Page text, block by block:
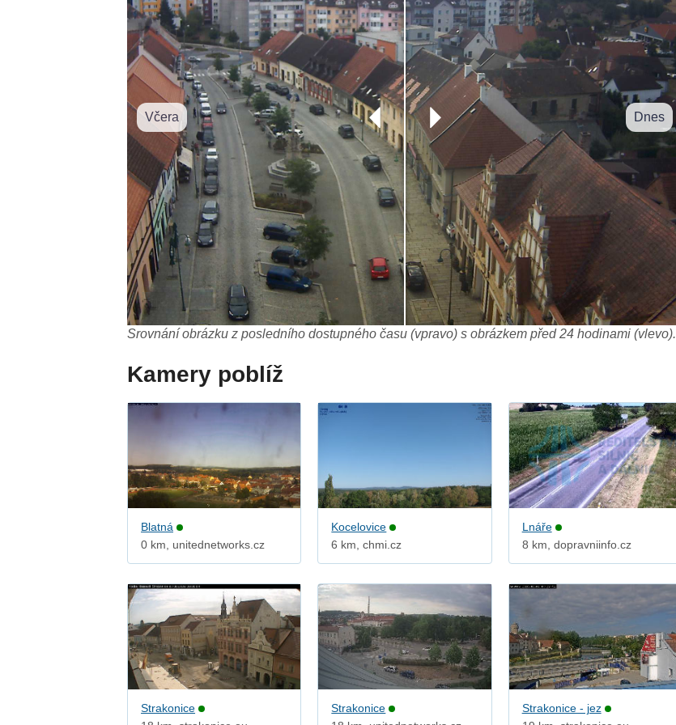
Včera Dnes
Srovnání obrázku z posledního dostupného času (vpravo) s obrázkem před 24 hodinami (vlevo).
Kamery poblíž
Blatná
0 km, unitednetworks.cz
Kocelovice
6 km, chmi.cz
Lnáře
8 km, dopravniinfo.cz
Strakonice
Strakonice
Strakonice - jez